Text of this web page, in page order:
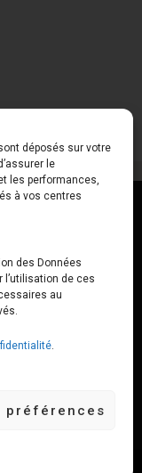
déposés sur votre
le
les performances,
à vos centres
des Données
l’utilisation de ces
au
.
préférences
–